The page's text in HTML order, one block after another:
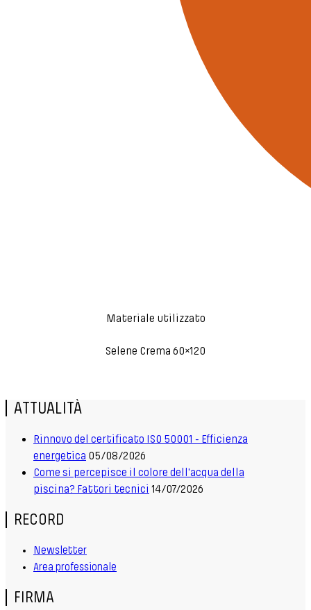
Materiale utilizzato
Selene Crema 60×120
ATTUALITÀ
Rinnovo del certificato ISO 50001 - Efficienza
energetica 05/08/2026
Come si percepisce il colore dell'acqua della
piscina? Fattori tecnici 14/07/2026
RECORD
Newsletter
Area professionale
FIRMA